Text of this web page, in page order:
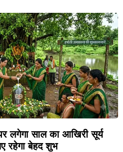
साल का आखिरी सूर्य
रहेगा बेहद शुभ